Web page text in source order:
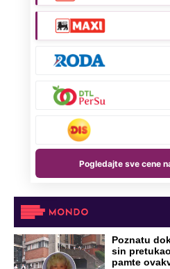
Poznatu
sin
pamte